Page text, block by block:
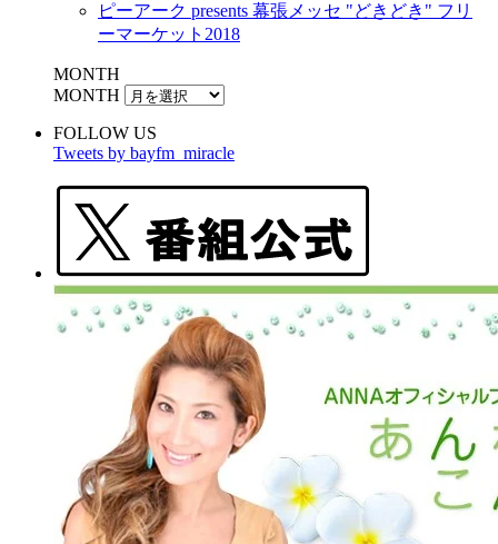
ピーアーク presents 幕張メッセ "どきどき" フリ
ーマーケット2018
MONTH
MONTH
FOLLOW US
Tweets by bayfm_miracle